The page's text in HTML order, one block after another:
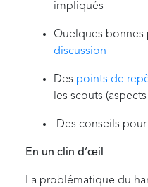
impliqués
Quelques bonnes
discussion
Des points de
les scouts
Des conseils pour
En un clin d’œil
La problématique du